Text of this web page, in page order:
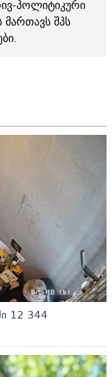
12 344
პოლიტიკური
შპს